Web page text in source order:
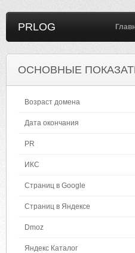
PRLOG
ОСНОВНЫЕ
Возраст домена
Дата окончания
PR
ИКС
Страниц в Google
Страниц в Яндексе
Dmoz
Яндекс Каталог